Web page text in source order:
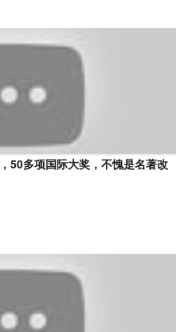
50多项国际大奖，不愧是名著改